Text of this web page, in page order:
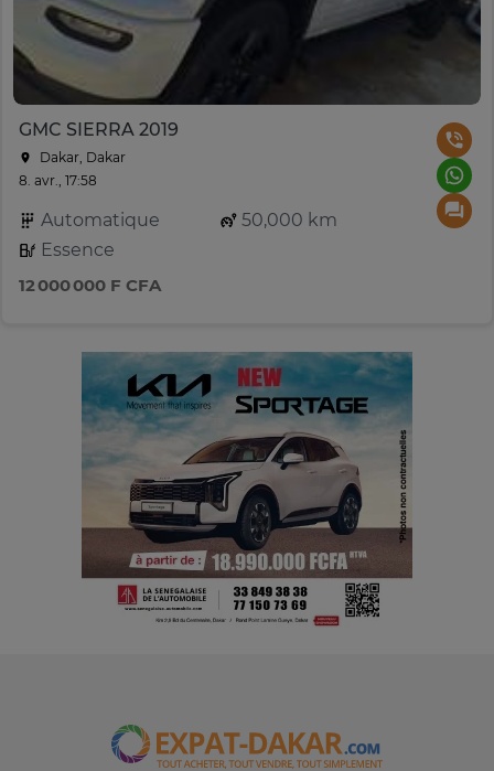
GMC SIERRA 2019
Dakar, Dakar
8. avr., 17:58
Automatique
50,000 km
Essence
12 000 000 F CFA